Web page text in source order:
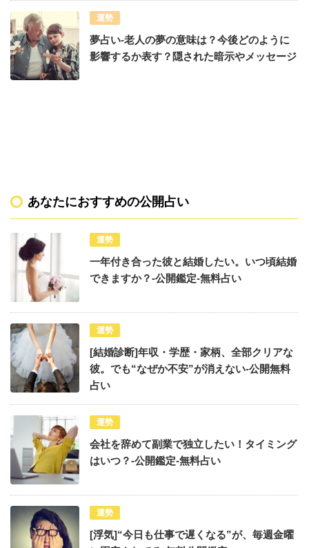
運勢
夢占い-老人の夢の意味は？今後どのように
影響するか表す？隠された暗示やメッセージ
あなたにおすすめの公開占い
運勢
一年付き合った彼と結婚したい。いつ頃結婚
できますか？-公開鑑定-無料占い
運勢
[結婚診断]年収・学歴・家柄、全部クリアな
彼。でも“なぜか不安”が消えない-公開無料
占い
運勢
会社を辞めて副業で独立したい！タイミング
はいつ？-公開鑑定-無料占い
運勢
[浮気]“今日も仕事で遅くなる”が、毎週金曜